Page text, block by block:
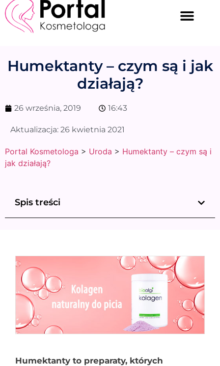
Humektanty – czym są i jak
działają?
26 września, 2019 16:43
Aktualizacja: 26 kwietnia 2021
Portal Kosmetologa > Uroda > Humektanty – czym są i
jak działają?
Spis treści
Humektanty to preparaty, których